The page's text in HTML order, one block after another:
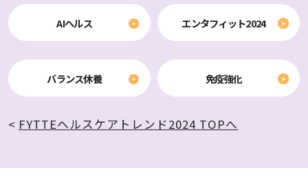
AIヘルス エンタフィット2024
バランス休養 免疫強化
FYTTEヘルスケアトレンド2024 TOPへ